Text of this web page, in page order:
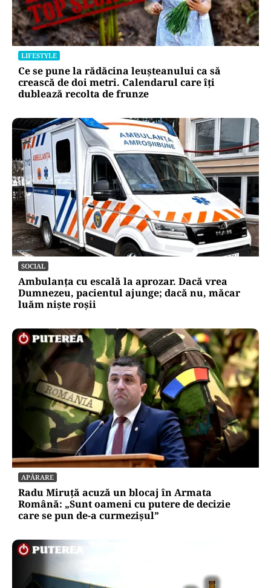
LIFESTYLE
Locul din România unde trotinetele vor fi
interzise în parcuri. Cine riscă amenzi de până
la 5.000 de lei
LIFESTYLE
Ce se pune la rădăcina leușteanului ca să
crească de doi metri. Calendarul care îți
dublează recolta de frunze
SOCIAL
Ambulanța cu escală la aprozar. Dacă vrea
Dumnezeu, pacientul ajunge; dacă nu, măcar
luăm niște roșii